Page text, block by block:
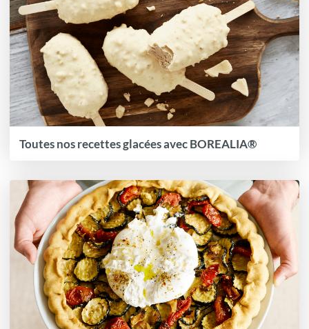
Toutes nos recettes glacées avec BOREALIA®